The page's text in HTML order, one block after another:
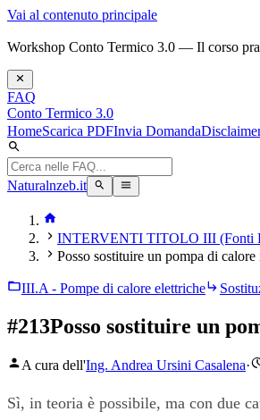
Vai al contenuto principale
Workshop Conto Termico 3.0 — Il corso
FAQ
Conto Termico 3.0
HomeScarica PDFInvia Domanda
Naturalnzeb.it
INTERVENTI TITOLO III (Fonti
Posso sostituire un pompa di
III.A - Pompe di calore elettriche
#213Posso sostituire un
A cura dell'Ing. Andrea Ursini Casalena·
Sì, in teoria è possibile, ma con due